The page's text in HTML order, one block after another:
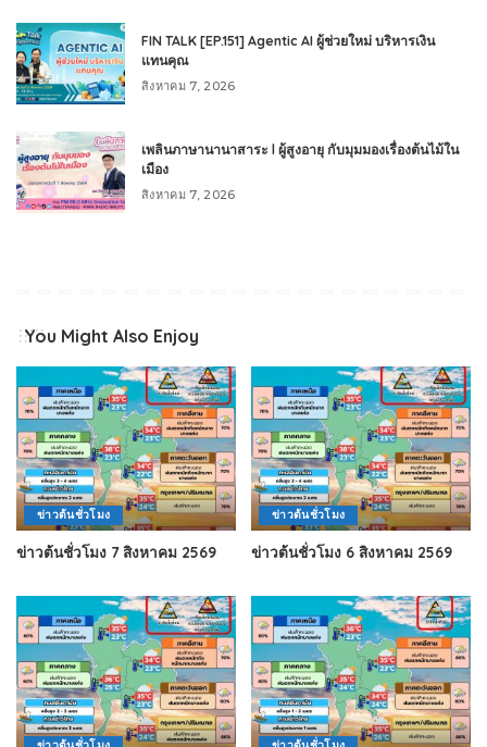
FIN TALK [EP.151] Agentic AI ผู้ช่วยใหม่ บริหารเงิน
แทนคุณ
สิงหาคม 7, 2026
เพลินภาษานานาสาระ l ผู้สูงอายุ กับมุมมองเรื่องต้นไม้ใน
เมือง
สิงหาคม 7, 2026
You Might Also Enjoy
ข่าวต้นชั่วโมง
ข่าวต้นชั่วโมง 7 สิงหาคม 2569
ข่าวต้นชั่วโมง
ข่าวต้นชั่วโมง 6 สิงหาคม 2569